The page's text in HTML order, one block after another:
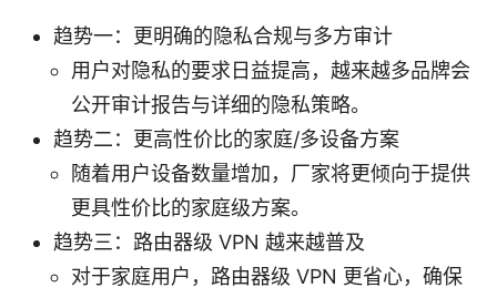
趋势一：更明确的隐私合规与多方审计
用户对隐私的要求日益提高，越来越多品牌会
公开审计报告与详细的隐私策略。
趋势二：更高性价比的家庭/多设备方案
随着用户设备数量增加，厂家将更倾向于提供
更具性价比的家庭级方案。
趋势三：路由器级 VPN 越来越普及
对于家庭用户，路由器级 VPN 更省心，确保